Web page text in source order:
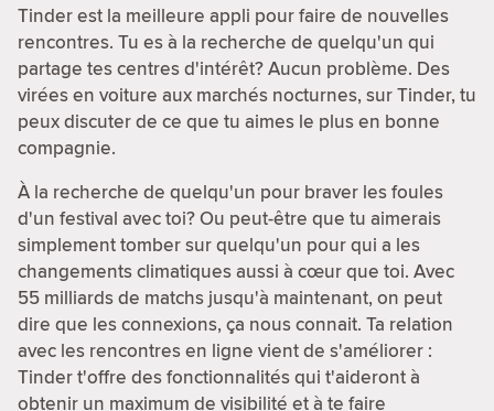
Tinder est la meilleure appli pour faire de nouvelles
rencontres. Tu es à la recherche de quelqu'un qui
partage tes centres d'intérêt? Aucun problème. Des
virées en voiture aux marchés nocturnes, sur Tinder, tu
peux discuter de ce que tu aimes le plus en bonne
compagnie.
À la recherche de quelqu'un pour braver les foules
d'un festival avec toi? Ou peut-être que tu aimerais
simplement tomber sur quelqu'un pour qui a les
changements climatiques aussi à cœur que toi. Avec
55 milliards de matchs jusqu'à maintenant, on peut
dire que les connexions, ça nous connait. Ta relation
avec les rencontres en ligne vient de s'améliorer :
Tinder t'offre des fonctionnalités qui t'aideront à
obtenir un maximum de visibilité et à te faire